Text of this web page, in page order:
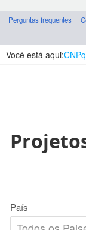
Perguntas frequentes
Você está aqui:CNPq
País